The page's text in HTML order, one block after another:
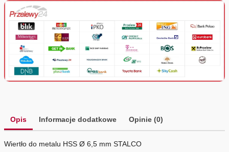
Opis Informacje dodatkowe Opinie (0)
Wiertło do metalu HSS Ø 6,5 mm STALCO